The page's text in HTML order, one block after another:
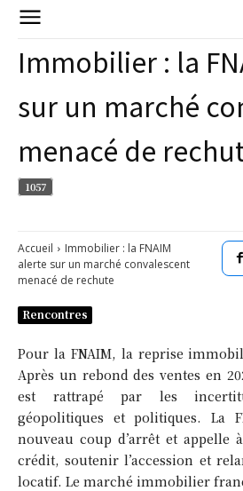
Immobilier : la
sur un marché
menacé de
1057
Accueil
Immobilier : la FNAIM
alerte sur un marché convalescent
menacé de rechute
Rencontres
Pour la FNAIM, la reprise
Après un rebond des ventes en
est rattrapé par les
géopolitiques et politiques. La
nouveau coup d’arrêt et appelle
crédit, soutenir l’accession et
locatif. Le marché immobilier